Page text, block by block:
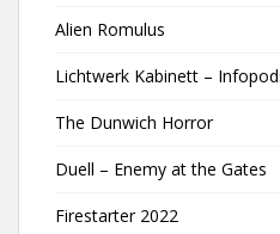
Alien Romulus
Lichtwerk Kabinett –
The Dunwich Horror
Duell – Enemy at the Gates
Firestarter 2022